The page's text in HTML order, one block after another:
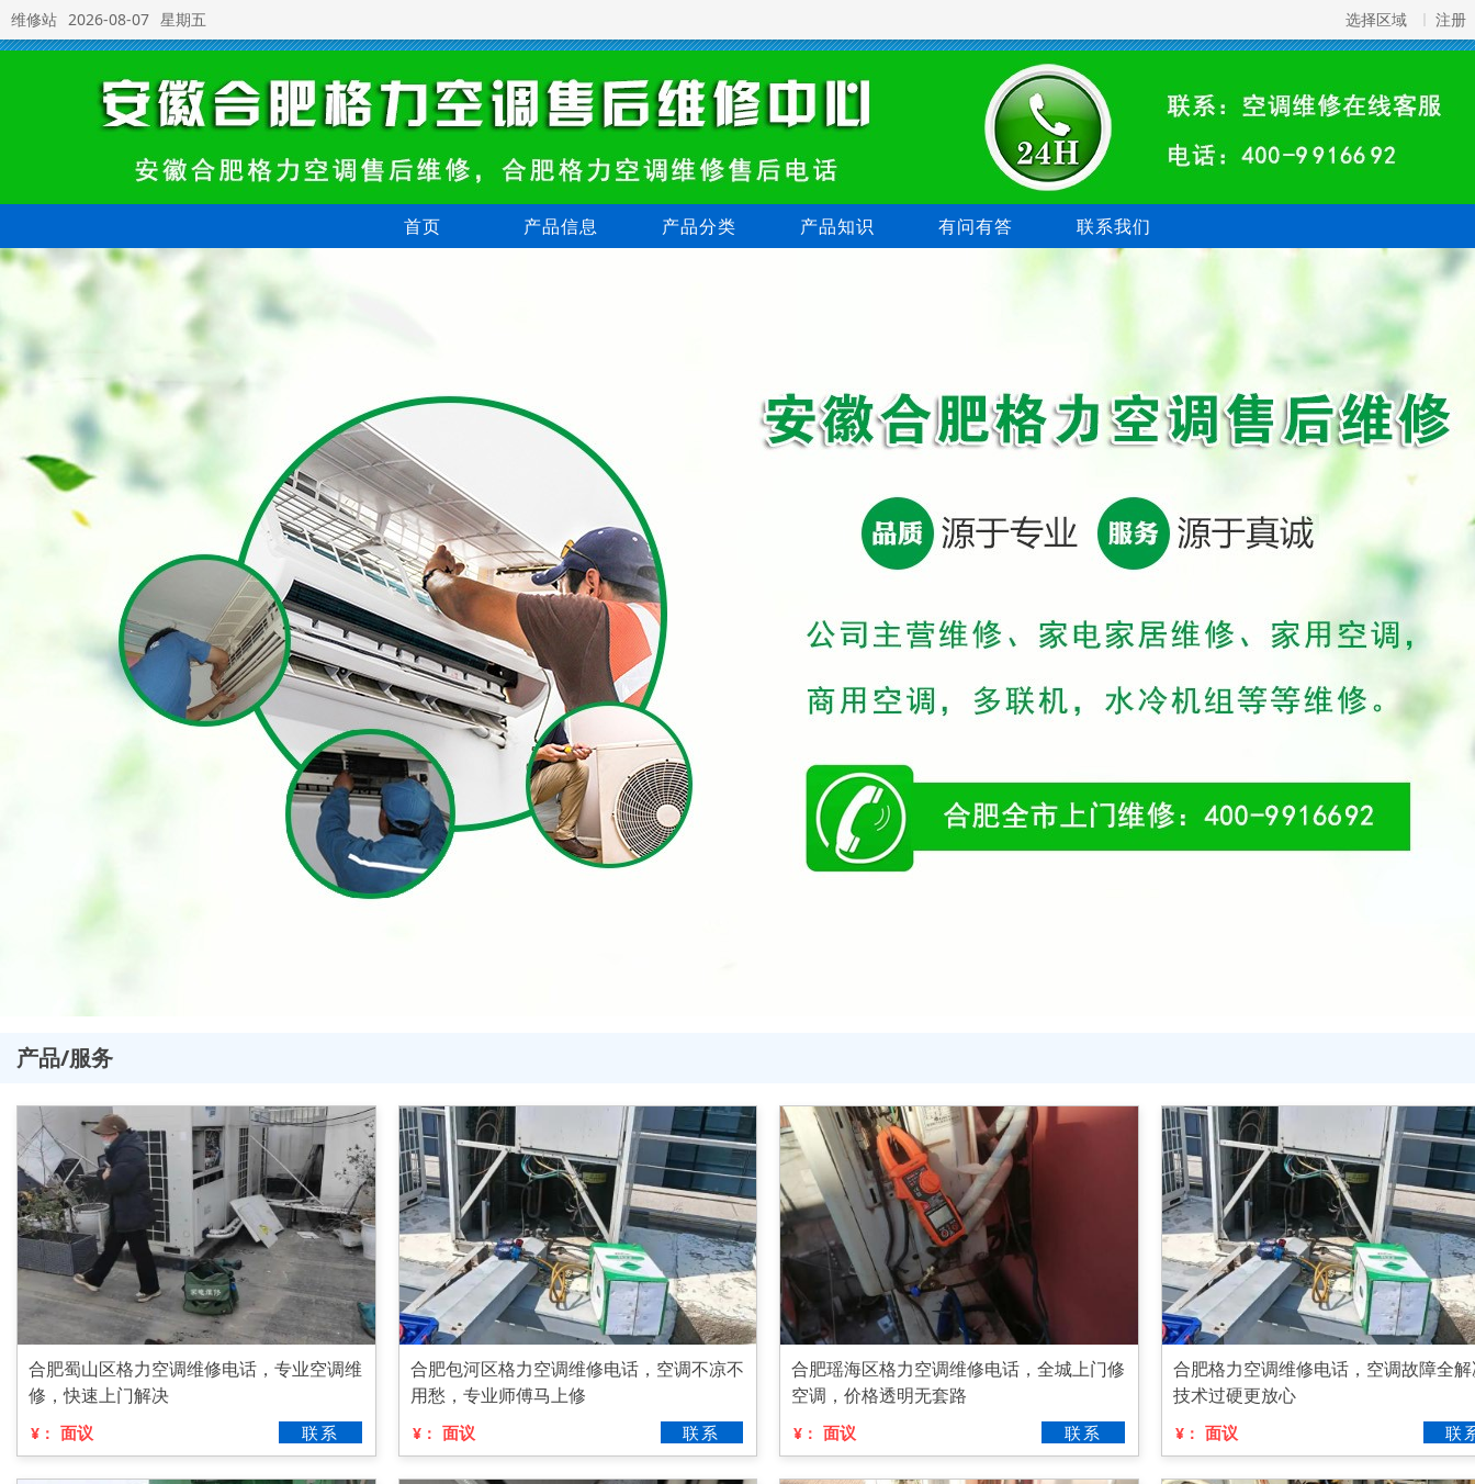
维修站 2026-08-07 星期五 选择区域 注册
首页 产品信息 产品分类 产品知识 有问有答 联系我们
产品/服务
合肥蜀山区格力空调维修电话，专业空调维
修，快速上门解决
¥： 面议 联系
合肥包河区格力空调维修电话，空调不凉不
用愁，专业师傅马上修
¥： 面议 联系
合肥瑶海区格力空调维修电话，全城上门修
空调，价格透明无套路
¥： 面议 联系
合肥格力空调维修电话，空调故障全
技术过硬更放心
¥： 面议 联